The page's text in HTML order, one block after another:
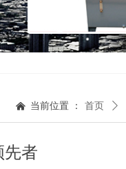
首页 ꄲ
낀 当前位置 ：
先者